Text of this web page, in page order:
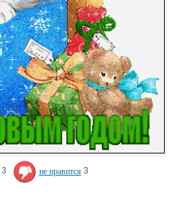
3 не нравится 3